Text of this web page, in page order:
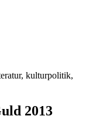
kulturpolitik,
2013